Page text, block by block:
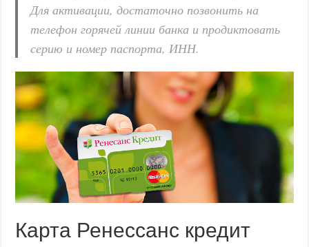
Для активации, достаточно позвонить на
телефон горячей линии банка и продиктовать
серию и номер паспорта, ИНН.
Карта Ренессанс кредит